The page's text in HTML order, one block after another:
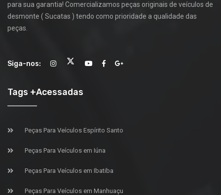
para sua garantia! Comercializamos peças originais de veículos de
desmonte ( Sucatas ) tendo como prioridade a qualidade das
peças.
Siga-nos:
Tags +Acessadas
Peças Para Veículos Espírito Santo
Peças Para Veículos em Iúna
Peças Para Veículos em Ibatiba
Peças Para Veículos em Manhuaçu